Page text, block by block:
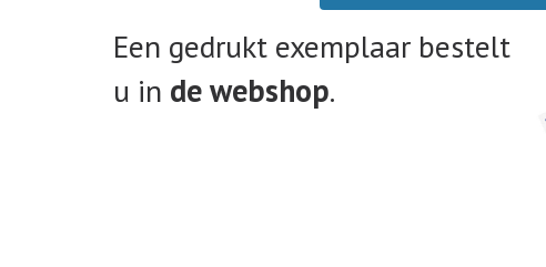
Een gedrukt exemplaar bestelt
u in de webshop.